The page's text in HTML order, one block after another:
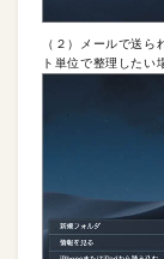
（２）メールで送
ト単位で整理したい